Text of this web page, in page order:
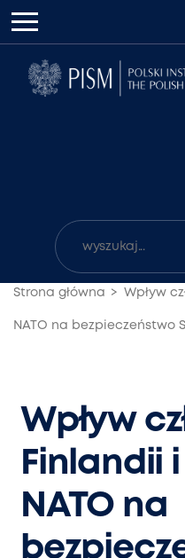
Strona główna Wpływ
NATO na bezpieczeństwo
Wpływ
Finlandii
NATO na